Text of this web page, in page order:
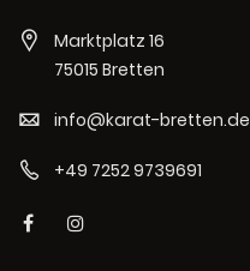
Marktplatz 16
75015 Bretten
info@karat-bretten.de
+49 7252 9739691